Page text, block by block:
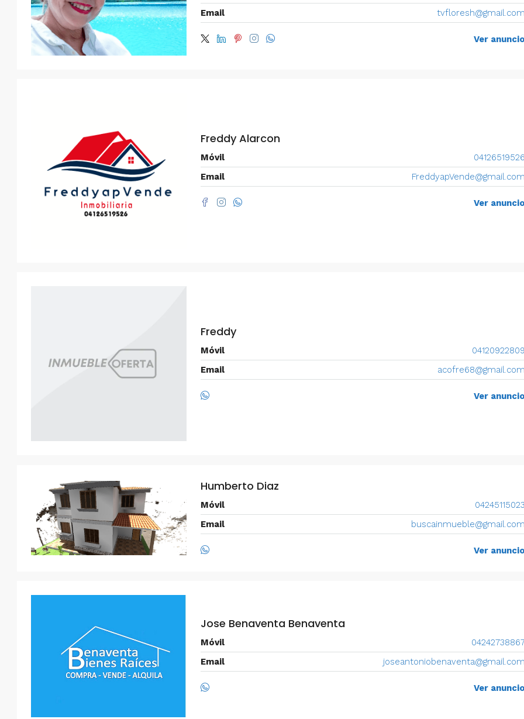
Email
tvfloresh@gmail.com
Ver anuncio
Freddy Alarcon
Móvil
04126519526
Email
FreddyapVende@gmail.com
Ver anuncio
Freddy
Móvil
04120922809
Email
acofre68@gmail.com
Ver anuncio
Humberto Diaz
Móvil
04245115023
Email
buscainmueble@gmail.com
Ver anuncio
Jose Benaventa Benaventa
Móvil
Email
joseantoniobenaventa@gmail.com
Ver anuncio